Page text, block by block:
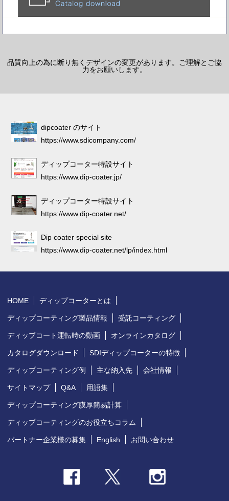
品質向上の為に断り無くデザインの変更があります。ご理解とご協
力をお願いします。
dipcoater のサイト
https://www.sdicompany.com/
ディップコーター特設サイト
https://www.dip-coater.jp/
ディップコーター特設サイト
https://www.dip-coater.net/
Dip coater special site
https://www.dip-coater.net/lp/index.html
HOME ディップコーターとは
ディップコーティング製品情報 受託コーティング
ディップコート運転時の動画 オンラインカタログ
カタログダウンロード SDIディップコーターの特徴
ディップコーティング例 主な納入先 会社情報
サイトマップ Q&A 用語集
ディップコーティング膜厚簡易計算
ディップコーティングのお役立ちコラム
パートナー企業様の募集 English お問い合わせ